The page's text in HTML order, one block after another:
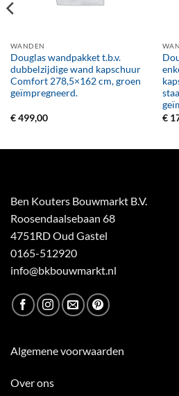
WANDEN
Douglas wandpakket t.b.v.
dubbelzijdige wand kapschuur
Comfort 278,5×162 cm, groen
geïmpregneerd.
€499,00
€
Ben Kouters Bouwmarkt B.V.
Roosendaalsebaan 68
4751RD Oud Gastel
0165-512920
info@bkbouwmarkt.nl
Algemene voorwaarden
Over ons